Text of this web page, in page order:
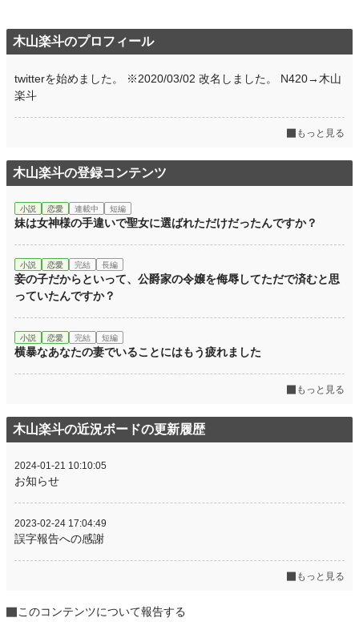
木山楽斗のプロフィール
twitterを始めました。 ※2020/03/02 改名しました。 N420→木山
楽斗
もっと見る
木山楽斗の登録コンテンツ
小説 恋愛 連載中 短編
妹は女神様の手違いで聖女に選ばれただけだったんですか？
小説 恋愛 完結 長編
妾の子だからといって、公爵家の令嬢を侮辱してただで済むと思
っていたんですか？
小説 恋愛 完結 短編
横暴なあなたの妻でいることにはもう疲れました
もっと見る
木山楽斗の近況ボードの更新履歴
2024-01-21 10:10:05
お知らせ
2023-02-24 17:04:49
誤字報告への感謝
もっと見る
このコンテンツについて報告する